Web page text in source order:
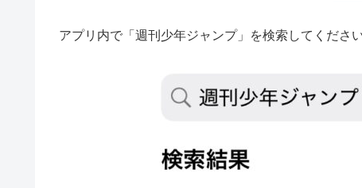
アプリ内で「週刊少年ジャンプ」を検索してください